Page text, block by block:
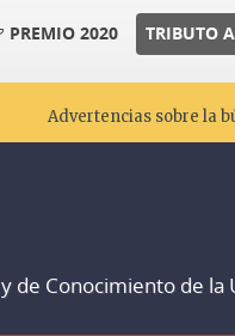
PREMIO 2020 TRIBUTO
Advertencias sobre la
de Conocimiento de la